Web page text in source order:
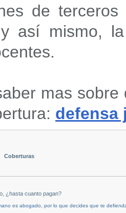
de
y así mismo,
mas
defensa
Coberturas
¿hasta cuanto pagan?
es abogado, por lo que decides que te